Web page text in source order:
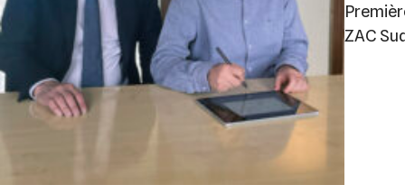
ZAC